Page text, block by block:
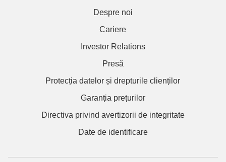
Despre noi
Cariere
Investor Relations
Presă
Protecția datelor și drepturile clienților
Garanția prețurilor
Directiva privind avertizorii de integritate
Date de identificare